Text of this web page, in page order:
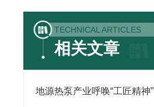
TECHNICAL ARTICLES
相关文章
地源热泵产业呼唤“工匠精神”